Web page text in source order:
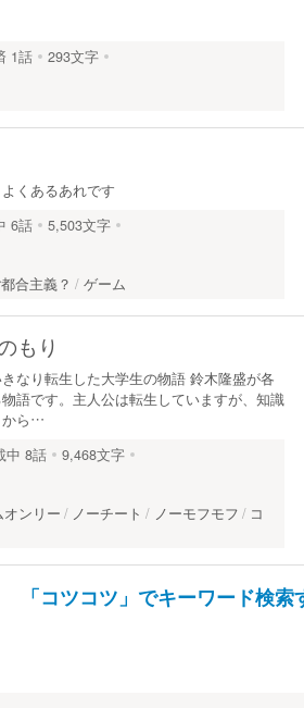
1話
293文字
くあるあれです
6話
5,503文字
合主義？ ゲーム
もり
なり転生した大学生の物語 鈴木隆盛が各
語です。主人公は転生していますが、知識
から…
中 8話
9,468文字
オンリー ノーチート ノーモフモフ
コ
「コツコツ」でキーワード検索